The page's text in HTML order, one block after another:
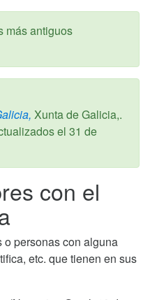
más antiguos
Xunta de Galicia,.
el 31 de
con el
personas con alguna
etc. que tienen en sus